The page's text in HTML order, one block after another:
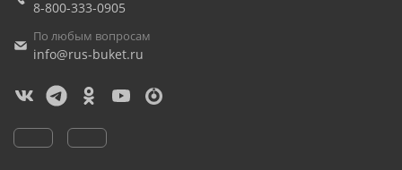
8-800-333-0905
По любым вопросам
info@rus-buket.ru